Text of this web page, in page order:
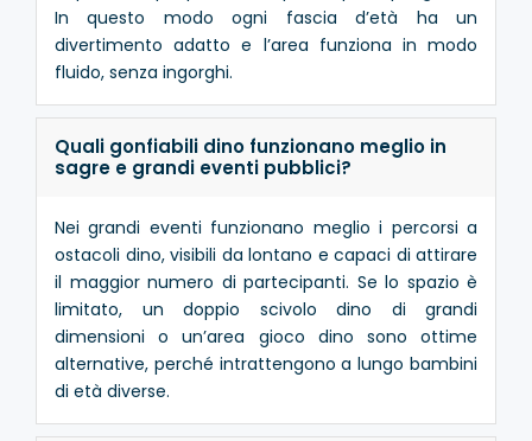
In questo modo ogni fascia d’età ha un
divertimento adatto e l’area funziona in modo
fluido, senza ingorghi.
Quali gonfiabili dino funzionano meglio in
sagre e grandi eventi pubblici?
Nei grandi eventi funzionano meglio i percorsi a
ostacoli dino, visibili da lontano e capaci di attirare
il maggior numero di partecipanti. Se lo spazio è
limitato, un doppio scivolo dino di grandi
dimensioni o un’area gioco dino sono ottime
alternative, perché intrattengono a lungo bambini
di età diverse.